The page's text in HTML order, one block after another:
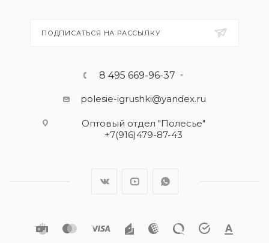
ПОДПИСАТЬСЯ НА РАССЫЛКУ
8 495 669-96-37
polesie-igrushki@yandex.ru
Оптовый отдел "Полесье"
+7(916)479-87-43